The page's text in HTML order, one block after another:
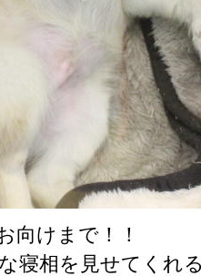
向けまで！！
寝相を見せてくれ